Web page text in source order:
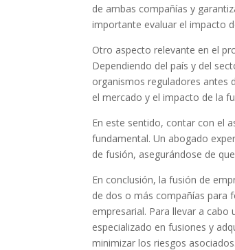
de ambas compañías y
importante evaluar el impacto
Otro aspecto relevante en el
Dependiendo del país y del
organismos reguladores antes
el mercado y el impacto de la
En este sentido, contar con el
fundamental. Un abogado
de fusión, asegurándose de
En conclusión, la fusión de
de dos o más compañías para
empresarial. Para llevar a
especializado en fusiones y
minimizar los riesgos asociados.